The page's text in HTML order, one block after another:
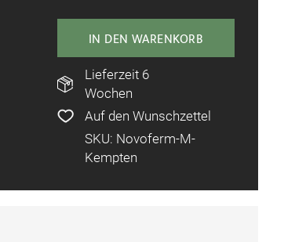
IN DEN WARENKORB
Lieferzeit 6
Wochen
Auf den Wunschzettel
SKU: Novoferm-M-
Kempten